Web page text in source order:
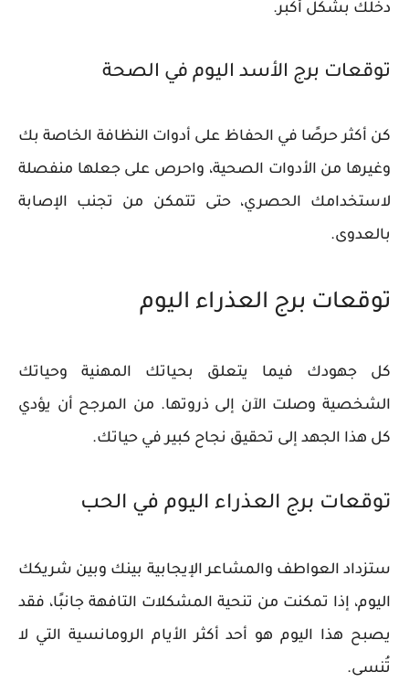
دخلك بشكل أكبر.
توقعات برج الأسد اليوم في الصحة
كن أكثر حرصًا في الحفاظ على أدوات النظافة الخاصة بك
وغيرها من الأدوات الصحية، واحرص على جعلها منفصلة
لاستخدامك الحصري، حتى تتمكن من تجنب الإصابة
بالعدوى.
توقعات برج العذراء اليوم
كل جهودك فيما يتعلق بحياتك المهنية وحياتك
الشخصية وصلت الآن إلى ذروتها. من المرجح أن يؤدي
كل هذا الجهد إلى تحقيق نجاح كبير في حياتك.
توقعات برج العذراء اليوم في الحب
ستزداد العواطف والمشاعر الإيجابية بينك وبين شريكك
اليوم، إذا تمكنت من تنحية المشكلات التافهة جانبًا، فقد
يصبح هذا اليوم هو أحد أكثر الأيام الرومانسية التي لا
تُنسى.